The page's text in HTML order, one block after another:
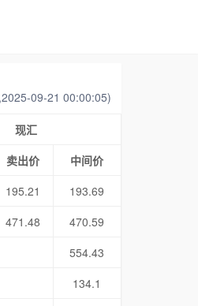
09-21 00:00:05)
现汇
卖出价
中间价
195.21
193.69
471.48
470.59
554.43
134.1